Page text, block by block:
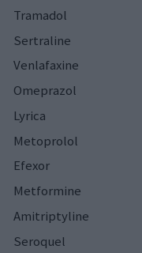
Tramadol
Sertraline
Venlafaxine
Omeprazol
Lyrica
Metoprolol
Efexor
Metformine
Amitriptyline
Seroquel